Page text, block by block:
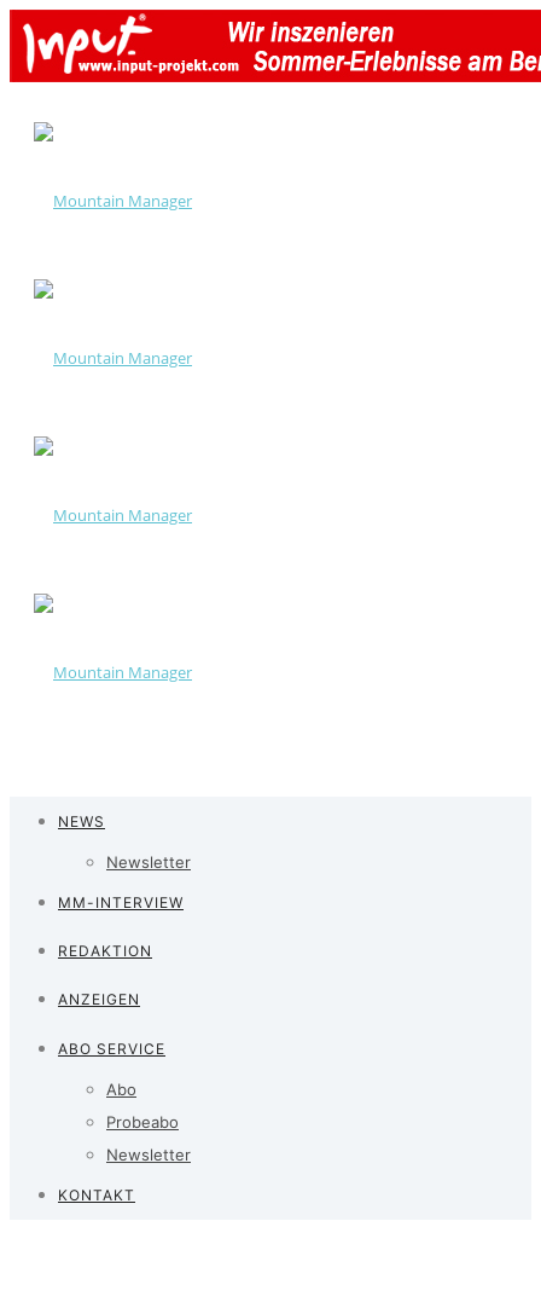
NEWS
Newsletter
MM-INTERVIEW
REDAKTION
ANZEIGEN
ABO SERVICE
Abo
Probeabo
Newsletter
KONTAKT